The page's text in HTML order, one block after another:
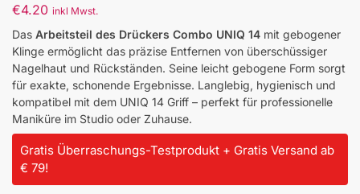
€4.20 inkl Mwst.
Das Arbeitsteil des Drückers Combo UNIQ 14 mit gebogener
Klinge ermöglicht das präzise Entfernen von überschüssiger
Nagelhaut und Rückständen. Seine leicht gebogene Form sorgt
für exakte, schonende Ergebnisse. Langlebig, hygienisch und
kompatibel mit dem UNIQ 14 Griff – perfekt für professionelle
Maniküre im Studio oder Zuhause.
Gratis Überraschungs-Testprodukt + Gratis Versand ab
€ 79!